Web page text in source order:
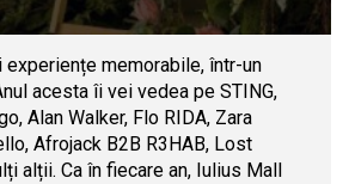
memorabile, într-un
acesta îi vei vedea pe STING,
Alan Walker, Flo RIDA, Zara
Afrojack B2B R3HAB, Lost
alții. Ca în fiecare an, Iulius Mall